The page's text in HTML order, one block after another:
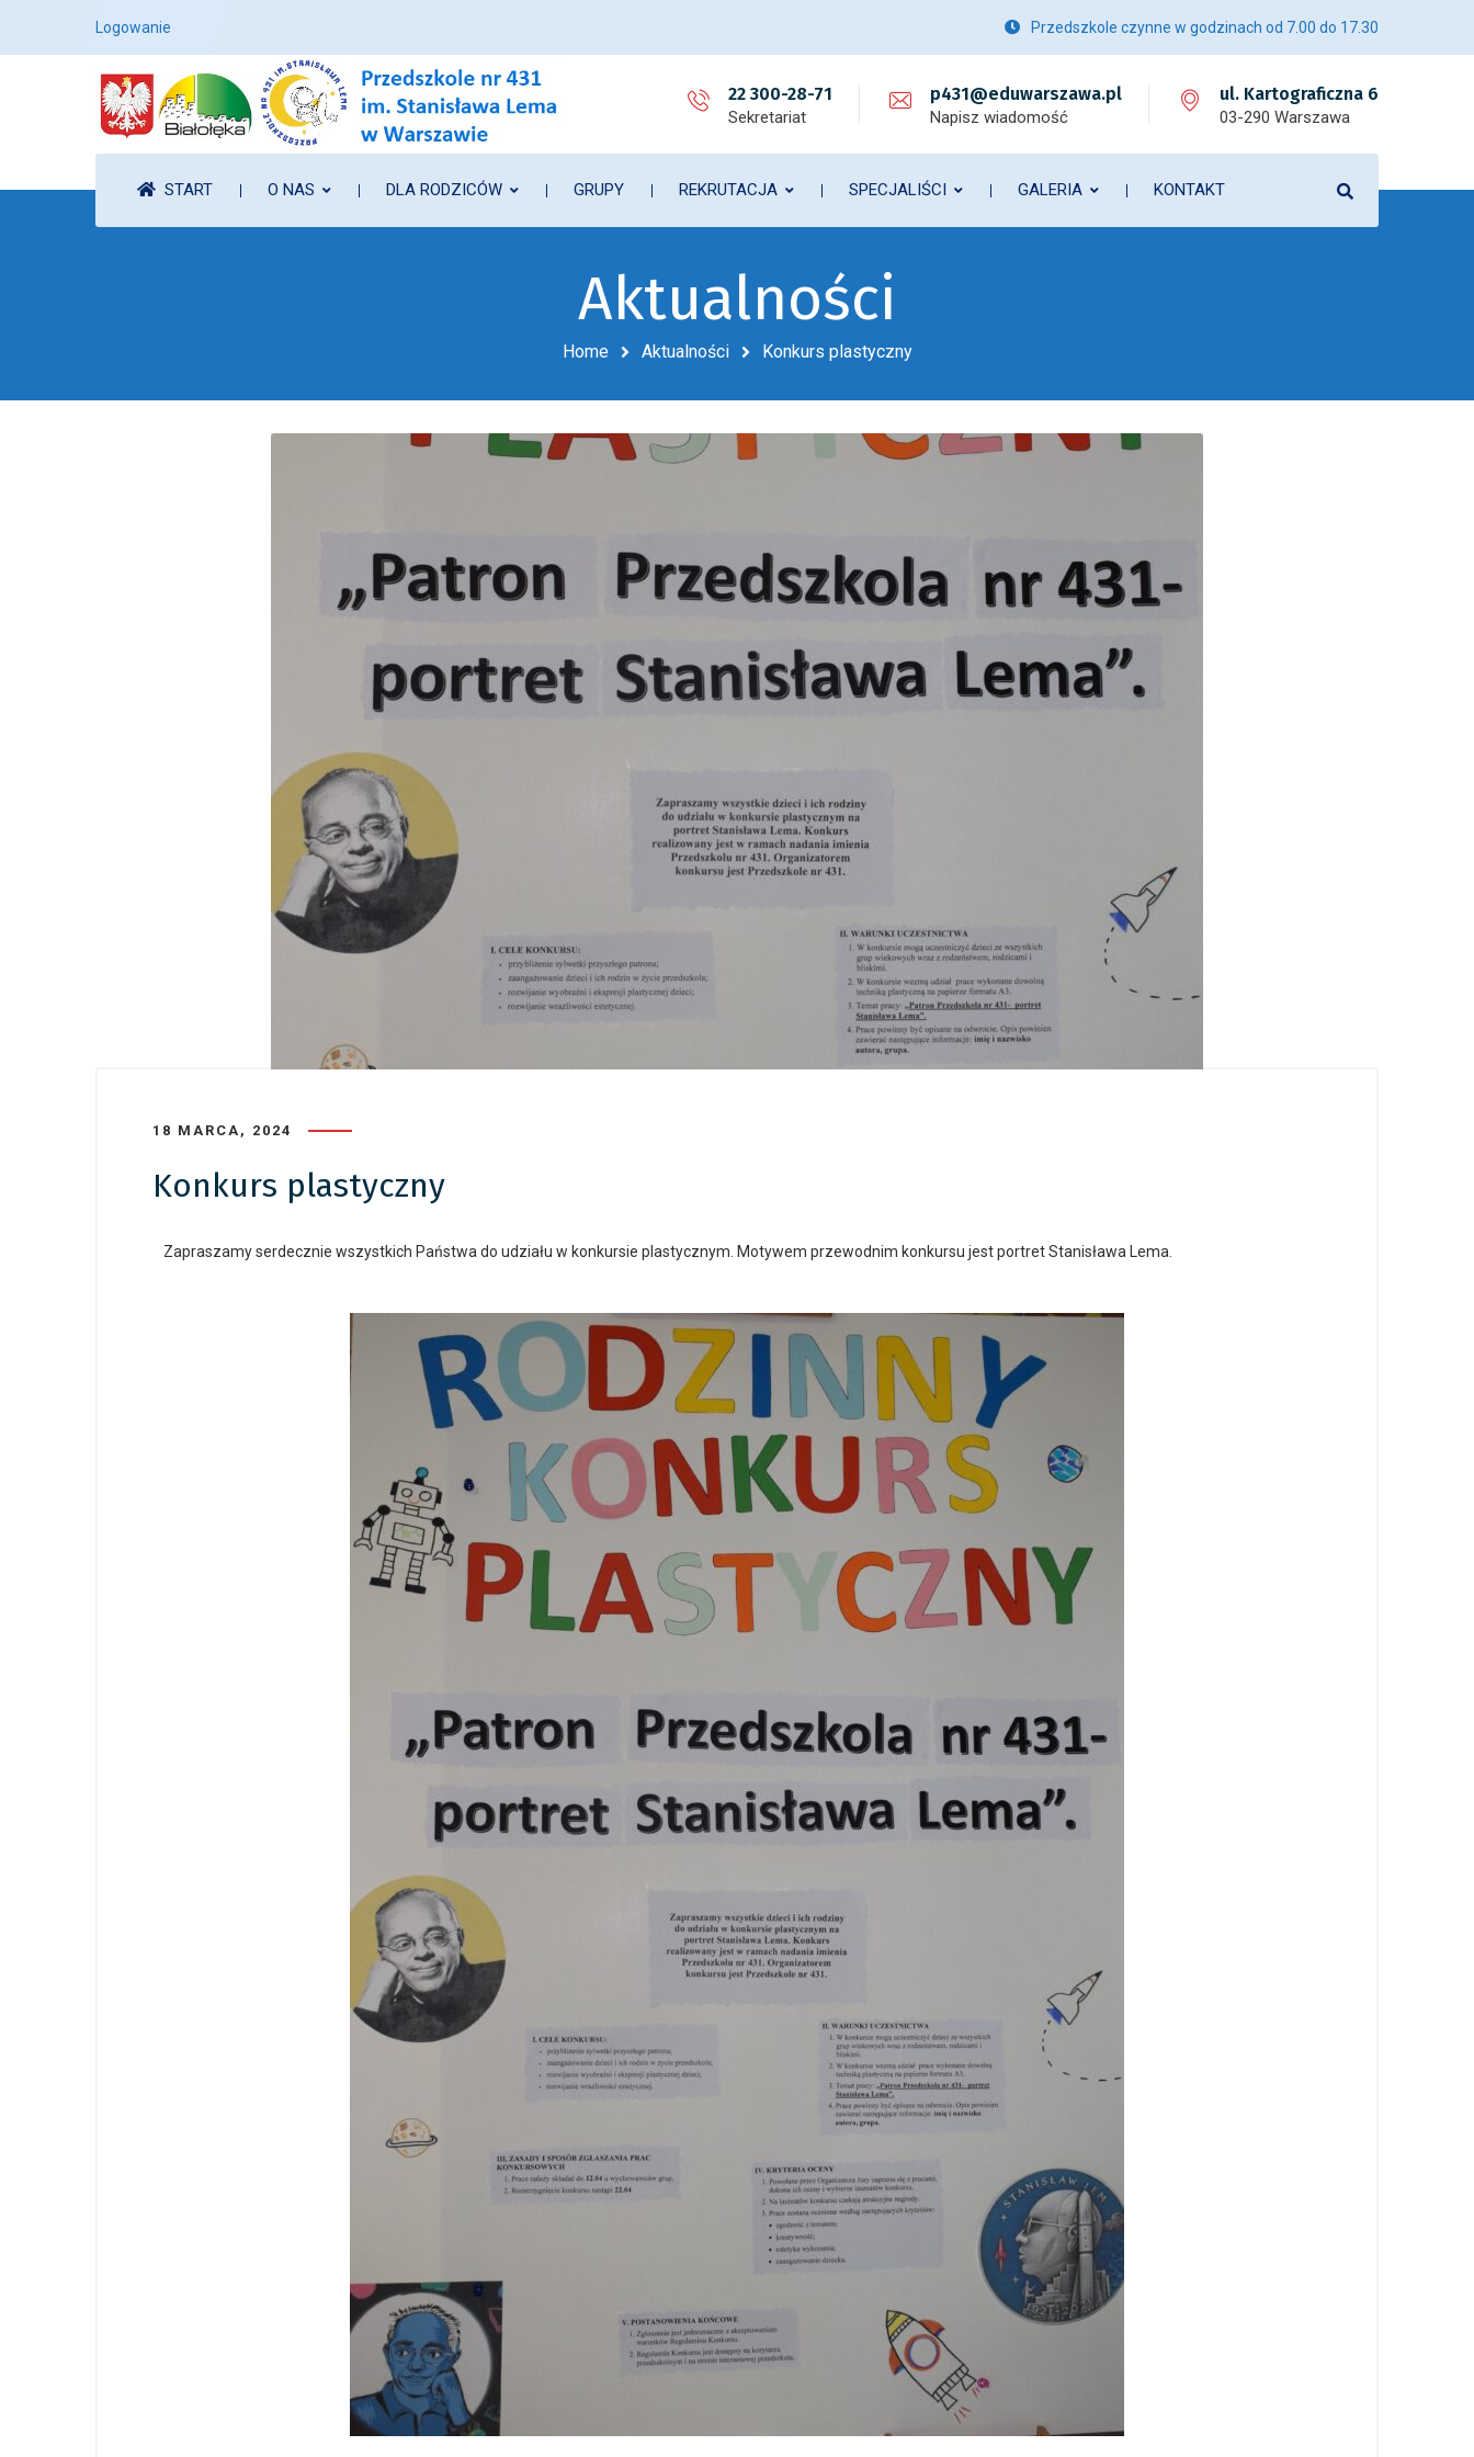
Logowanie Przedszkole czynne w godzinach od 7.00 do 17.30
22 300-28-71
Sekretariat
p431@eduwarszawa.pl
Napisz wiadomość
ul. Kartograficzna 6
03-290 Warszawa
START O NAS DLA RODZICÓW GRUPY REKRUTACJA SPECJALIŚCI GALERIA KONTAKT
Aktualności
Home Aktualności Konkurs plastyczny
18 MARCA, 2024
Konkurs plastyczny
Zapraszamy serdecznie wszystkich Państwa do udziału w konkursie plastycznym. Motywem przewodnim konkursu jest portret Stanisława Lema.